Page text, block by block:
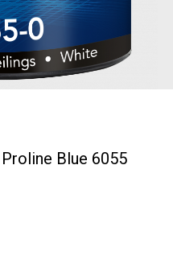
Blue 6055